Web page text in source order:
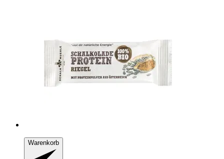
Warenkorb